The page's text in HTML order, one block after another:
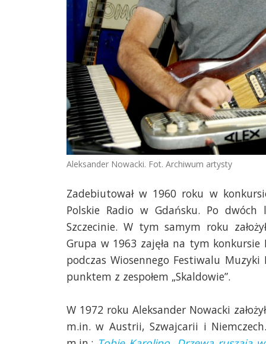
Aleksander Nowacki. Fot. Archiwum artysty
Zadebiutował w 1960 roku w
Polskie Radio w Gdańsku. Po
Szczecinie. W tym samym roku
Grupa w 1963 zajęła na tym
podczas Wiosennego Festiwalu
punktem z zespołem „Skaldowie”.
W 1972 roku Aleksander Nowacki
m.in. w Austrii, Szwajcarii i